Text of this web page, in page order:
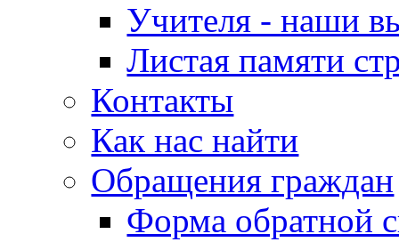
Учителя - наши
Листая памяти
Контакты
Как нас найти
Обращения граждан
Форма обратной